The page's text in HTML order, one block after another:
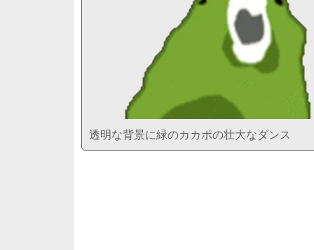
透明な背景に緑のカカポの壮大なダンス